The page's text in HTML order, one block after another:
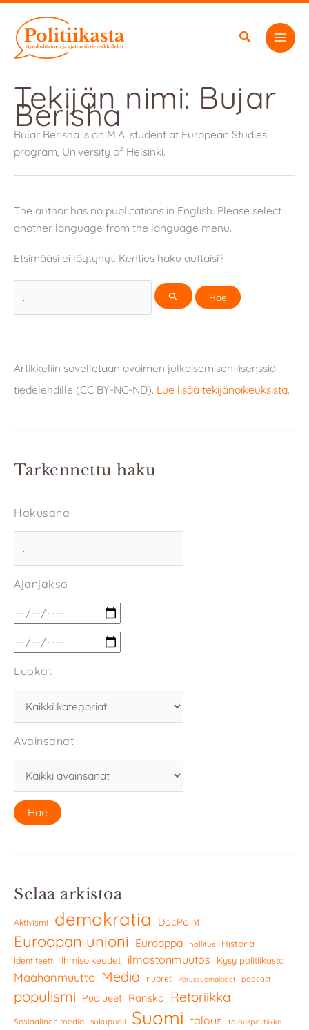
sisältöön
Tekijän nimi: Bujar
Berisha
Bujar Berisha is an M.A. student at European Studies
program, University of Helsinki.
The author has no publications in English. Please select
another language from the language menu.
Etsimääsi ei löytynyt. Kenties haku auttaisi?
for:
Artikkeliin sovelletaan avoimen julkaisemisen lisenssiä
tiedelehdille (CC BY-NC-ND). Lue lisää tekijänoikeuksista.
Tarkennettu haku
Hakusana
Ajanjakso
Luokat
Avainsanat
Selaa arkistoa
Aktivismi demokratia DocPoint
Euroopan unioni Eurooppa hallitus Historia
Identiteetti Ihmisoikeudet ilmastonmuutos Kysy politiikasta
Maahanmuutto Media nuoret Perussuomalaiset podcast
populismi Puolueet Ranska Retoriikka
Sosiaalinen media sukupuoli Suomi talous talouspolitiikka